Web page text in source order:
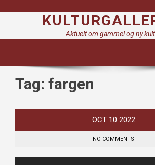
Aktuelt om gammel og ny
Tag: fargen
OCT 10 2022
NO COMMENTS